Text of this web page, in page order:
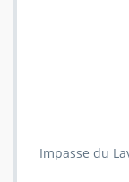
Impasse du